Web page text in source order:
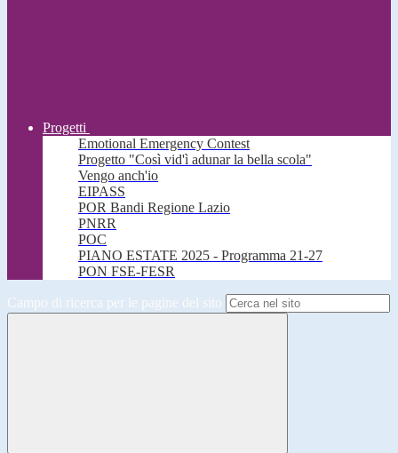
Progetti
Emotional Emergency Contest
Progetto "Così vid'ì adunar la bella scola"
Vengo anch'io
EIPASS
POR Bandi Regione Lazio
PNRR
POC
PIANO ESTATE 2025 - Programma 21-27
PON FSE-FESR
Campo di ricerca per le pagine del sito